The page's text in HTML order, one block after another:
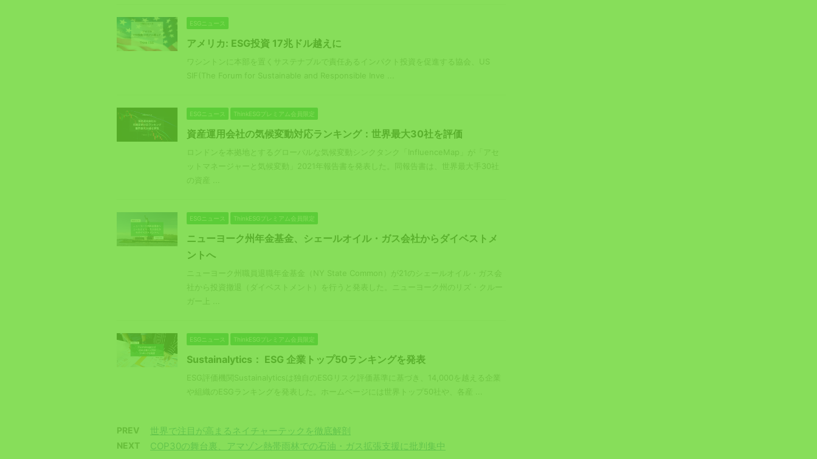
ESGニュース
アメリカ: ESG投資 17兆ドル越えに
ワシントンに本部を置くサステナブルで責任あるインパクト投資を促進する協会、US
SIF(The Forum for Sustainable and Responsible Inve ...
ESGニュース ThinkESGプレミアム会員限定
資産運用会社の気候変動対応ランキング：世界最大30社を評価
ロンドンを本拠地とするグローバルな気候変動シンクタンク「InfluenceMap」が「アセ
ットマネージャーと気候変動」2021年報告書を発表した。同報告書は、世界最大手30社
の資産 ...
ESGニュース ThinkESGプレミアム会員限定
ニューヨーク州年金基金、シェールオイル・ガス会社からダイベストメ
ントへ
ニューヨーク州職員退職年金基金（NY State Common）が21のシェールオイル・ガス会
社から投資撤退（ダイベストメント）を行うと発表した。ニューヨーク州のリズ・クルー
ESGニュース ThinkESGプレミアム会員限定
Sustainalytics： ESG 企業トップ50ランキングを発表
ESG評価機関Sustainalyticsは独自のESGリスク評価基準に基づき、14,000を越える企業
や組織のESGランキングを発表した。ホームページには世界トップ50社や、各産 ...
PREV 世界で注目が高まるネイチャーテックを徹底解剖
NEXT COP30の舞台裏、アマゾン熱帯雨林での石油・ガス拡張支援に批判集中